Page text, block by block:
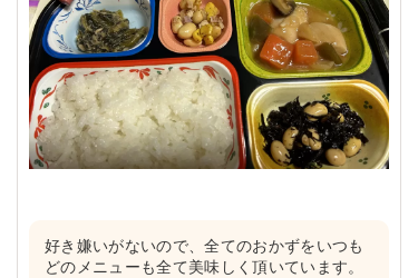
好き嫌いがないので、全てのおかずをいつも
どのメニューも全て美味しく頂いています。